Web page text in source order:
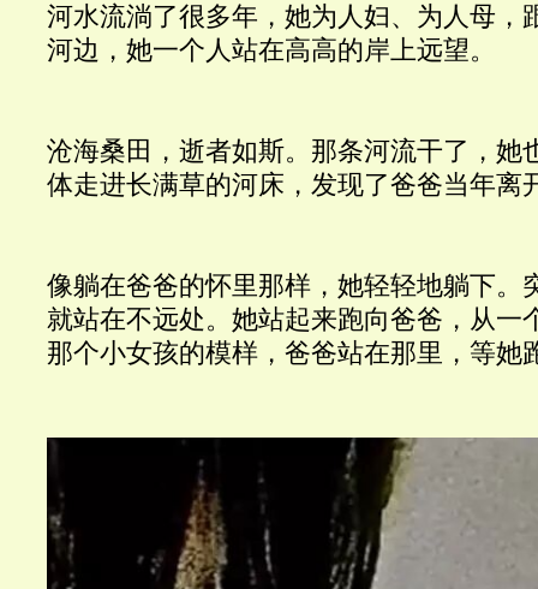
河水流淌了很多年，她为人妇、为人母，
河边，她一个人站在高高的岸上远望。
沧海桑田，逝者如斯。那条河流干了，她
体走进长满草的河床，发现了爸爸当年离
像躺在爸爸的怀里那样，她轻轻地躺下。
就站在不远处。她站起来跑向爸爸，从一
那个小女孩的模样，爸爸站在那里，等